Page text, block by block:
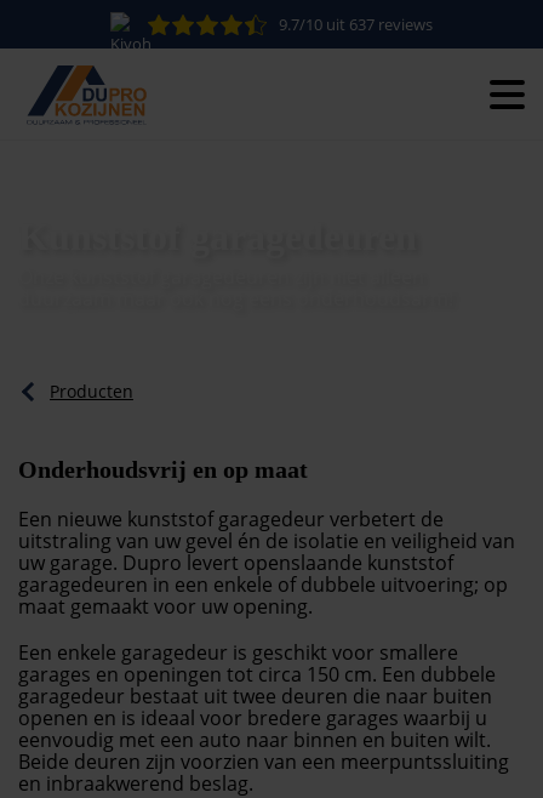
9.7/10 uit 637 reviews
Producten
Onderhoudsvrij en op maat
Een nieuwe kunststof garagedeur verbetert de
uitstraling van uw gevel én de isolatie en veiligheid van
uw garage. Dupro levert openslaande kunststof
garagedeuren in een enkele of dubbele uitvoering; op
maat gemaakt voor uw opening.
Een enkele garagedeur is geschikt voor smallere
garages en openingen tot circa 150 cm. Een dubbele
garagedeur bestaat uit twee deuren die naar buiten
openen en is ideaal voor bredere garages waarbij u
eenvoudig met een auto naar binnen en buiten wilt.
Beide deuren zijn voorzien van een meerpuntssluiting
en inbraakwerend beslag.